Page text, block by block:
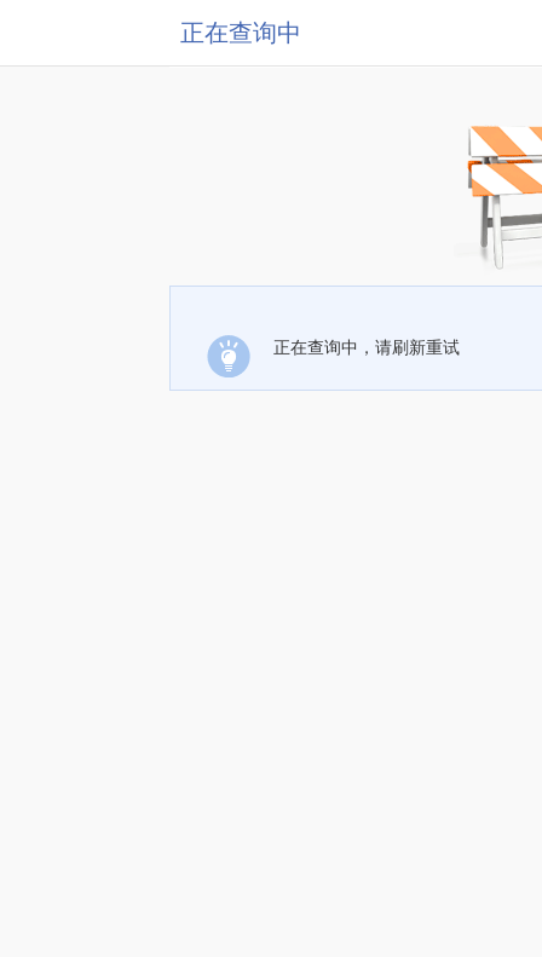
正在查询中
正在查询中，请刷新重试